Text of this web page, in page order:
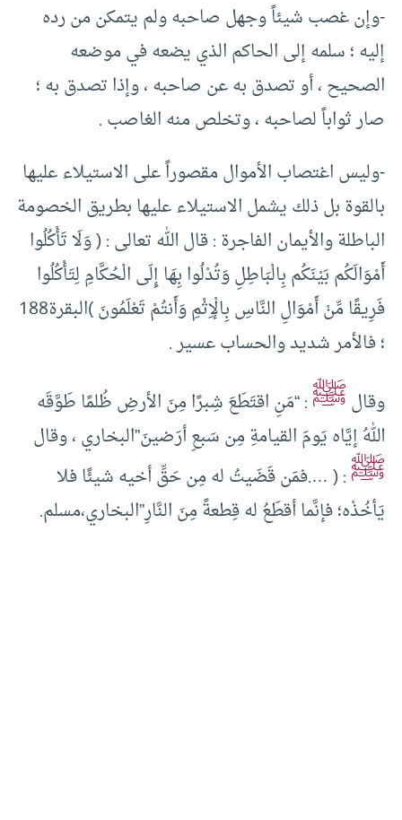
-وإن غصب شيئاً وجهل صاحبه ولم يتمكن من رده
إليه ؛ سلمه إلى الحاكم الذي يضعه في موضعه
الصحيح ، أو تصدق به عن صاحبه ، وإذا تصدق به ؛
صار ثواباً لصاحبه ، وتخلص منه الغاصب .
-وليس اغتصاب الأموال مقصوراً على الاستيلاء عليها
بالقوة بل ذلك يشمل الاستيلاء عليها بطريق الخصومة
الباطلة والأيمان الفاجرة : قال الله تعالى : ( وَلَا تَأْكُلُوا
أَمْوَالَكُم بَيْنَكُم بِالْبَاطِلِ وَتُدْلُوا بِهَا إِلَى الْحُكَّامِ لِتَأْكُلُوا
فَرِيقًا مِّنْ أَمْوَالِ النَّاسِ بِالْإِثْمِ وَأَنتُمْ تَعْلَمُونَ )البقرة188
؛ فالأمر شديد والحساب عسير .
وقالﷺ: “مَنِ اقتَطَعَ شِبرًا مِنَ الأرضِ ظُلمًا طَوَّقَه
اللهُ إيَّاه يَومَ القيامةِ مِن سَبعِ أرَضينَ”البخاري ، وقال
ﷺ: ( ….فمَن قَضَيتُ له مِن حَقِّ أخيه شيئًا فلا
يَأخُذْه؛ فإنَّما أقطَعُ له قِطعةً مِنَ النَّارِ”البخاري،مسلم.